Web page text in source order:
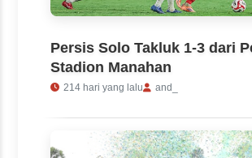
Persis Solo Takluk 1-3 dari
Stadion Manahan
214 hari yang lalu and_